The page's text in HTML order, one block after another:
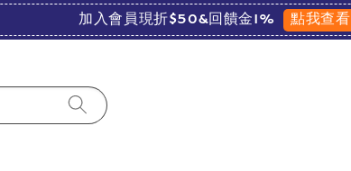
加入會員現折$50&回饋金1% 點我查看